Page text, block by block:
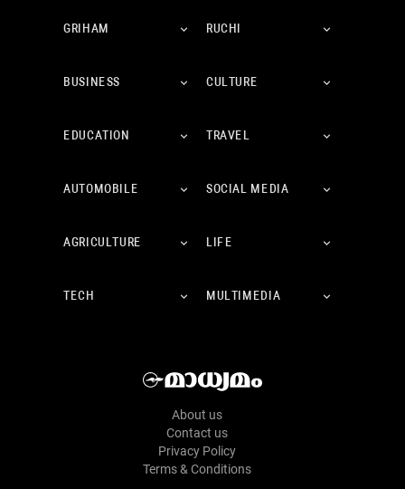
GRIHAM RUCHI
BUSINESS CULTURE
EDUCATION TRAVEL
AUTOMOBILE SOCIAL MEDIA
AGRICULTURE LIFE
TECH MULTIMEDIA
About us
Contact us
Privacy Policy
Terms & Conditions